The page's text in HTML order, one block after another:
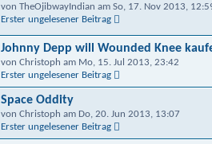
von TheOjibwayIndian am So, 17. Nov 2013,
Erster ungelesener Beitrag
Johnny Depp will Wounded Knee
von Christoph am Mo, 15. Jul 2013, 23:42
Erster ungelesener Beitrag
Space Oddity
von Christoph am Do, 20. Jun 2013, 13:07
Erster ungelesener Beitrag